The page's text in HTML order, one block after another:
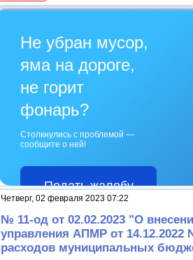
Не убран мусор,
яма на дороге,
не горит
фонарь?
Столкнулись с проблемой —
сообщите о ней!
Подать жалобу
Четверг, 02 февраля 2023 07:22
№ 11-од от 02.02.2023 "О
управления АПМР от 14.12.2022
расходов муниципальных